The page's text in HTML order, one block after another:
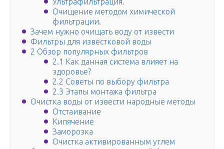
Очищение методом химической
фильтрации.
Зачем нужно очищать воду от извести
Фильтры для известковой воды
2 Обзор популярных фильтров
2.1 Как данная система влияет на
здоровье?
2.2 Советы по выбору фильтра
2.3 Этапы монтажа фильтра
Очистка воды от извести народные методы
Отстаивание
Кипячение
Заморозка
Очистка активированным углем